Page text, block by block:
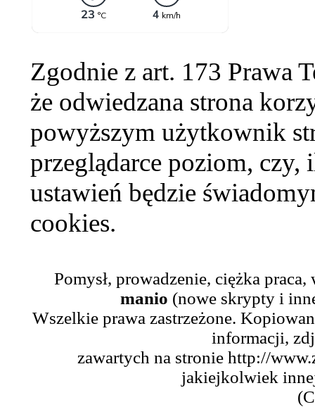
Zgodnie z art. 173 Prawa
że odwiedzana strona
powyższym użytkownik
przeglądarce poziom,
ustawień będzie
cookies.
Pomysł, prowadzenie, ciężka
manio (nowe skrypty i
Wszelkie prawa zastrzeżone.
informacji,
zawartych na stronie http://
jakiejkolwiek